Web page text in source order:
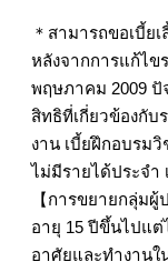
＊สามารถขอเบี้ย
หลังจากการแก้ไข
พฤษภาคม 2009 ปั
สิทธิที่เกี่ยวข้องกับ
งาน เบี้ยฝึกอบรม
ไม่มีรายได้ประจำ
【การขยายกลุ่มผู้
อายุ 15 ปีขึ้นไปแ
อาศัยและทำงาน